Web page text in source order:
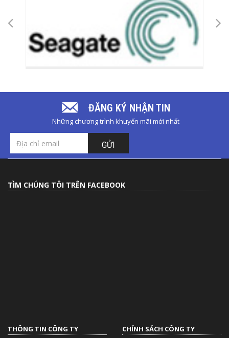
ĐĂNG KÝ NHẬN TIN
Những chương trình khuyến mãi mới nhất
GỬI
TÌM CHÚNG TÔI TRÊN FACEBOOK
THÔNG TIN CÔNG TY CHÍNH SÁCH CÔNG TY